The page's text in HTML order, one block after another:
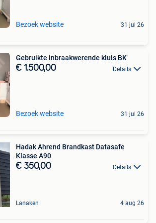
Bezoek website 31 jul 26
Gebruikte inbraakwerende kluis BK
€ 1.500,00 Details
Bezoek website 31 jul 26
Hadak Ahrend Brandkast Datasafe
Klasse A90
€ 350,00 Details
Lanaken 4 aug 26